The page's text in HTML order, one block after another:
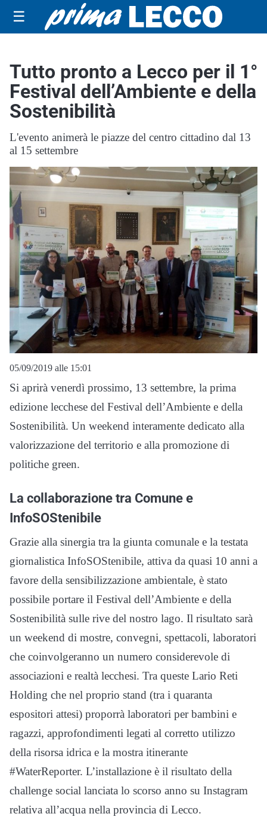
☰
Tutto pronto a Lecco per il 1°
Festival dell’Ambiente e della
Sostenibilità
L'evento animerà le piazze del centro cittadino dal 13
al 15 settembre
05/09/2019 alle 15:01
Si aprirà venerdì prossimo, 13 settembre, la prima
edizione lecchese del Festival dell’Ambiente e della
Sostenibilità. Un weekend interamente dedicato alla
valorizzazione del territorio e alla promozione di
politiche green.
La collaborazione tra Comune e
InfoSOStenibile
Grazie alla sinergia tra la giunta comunale e la testata
giornalistica InfoSOStenibile, attiva da quasi 10 anni a
favore della sensibilizzazione ambientale, è stato
possibile portare il Festival dell’Ambiente e della
Sostenibilità sulle rive del nostro lago. Il risultato sarà
un weekend di mostre, convegni, spettacoli, laboratori
che coinvolgeranno un numero considerevole di
associazioni e realtà lecchesi. Tra queste Lario Reti
Holding che nel proprio stand (tra i quaranta
espositori attesi) proporrà laboratori per bambini e
ragazzi, approfondimenti legati al corretto utilizzo
della risorsa idrica e la mostra itinerante
#WaterReporter. L’installazione è il risultato della
challenge social lanciata lo scorso anno su Instagram
relativa all’acqua nella provincia di Lecco.